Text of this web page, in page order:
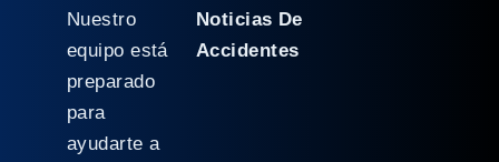
Nuestro
equipo está
preparado
para
ayudarte a
Noticias De
Accidentes